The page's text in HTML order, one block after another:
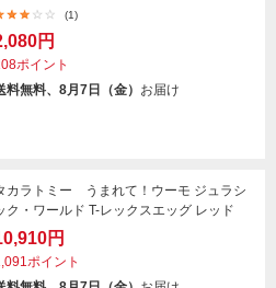
(1)
円
ポイント
料無料、8月7日（金） お届け
カラトミー うまれて！ウーモ ジュラシ
ク・ワールド T-レックスエッグ レッド
円
ポイント